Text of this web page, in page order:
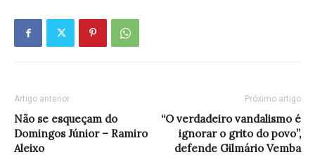
Artigo anterior
Não se esqueçam do
Domingos Júnior – Ramiro
Aleixo
Próximo artigo
“O verdadeiro vandalismo é
ignorar o grito do povo”,
defende Gilmário Vemba